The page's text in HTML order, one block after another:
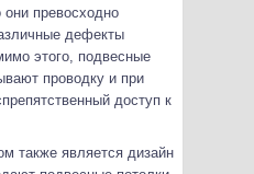
превосходно
дефекты
этого, подвесные
проводку и при
доступ к
также является дизайн